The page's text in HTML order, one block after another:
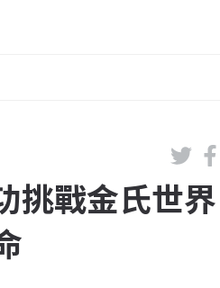
挑戰金氏世界